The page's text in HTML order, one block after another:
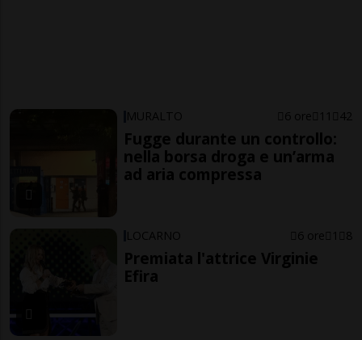
MURALTO 6 ore 11 42
Fugge durante un controllo:
nella borsa droga e un’arma
ad aria compressa
LOCARNO 6 ore 1 8
Premiata l'attrice Virginie
Efira